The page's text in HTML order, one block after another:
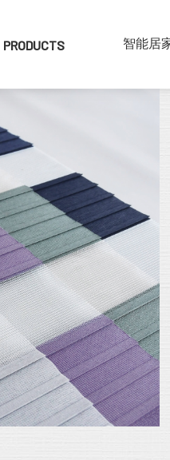
PRODUCTS
產品介紹 SMART
智能居